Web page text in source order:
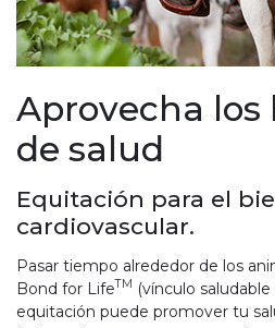
Aprovecha los
de salud
Equitación para el
cardiovascular.
Pasar tiempo alrededor de los
Bond for LifeTM
(vínculo saludable
equitación puede promover tu